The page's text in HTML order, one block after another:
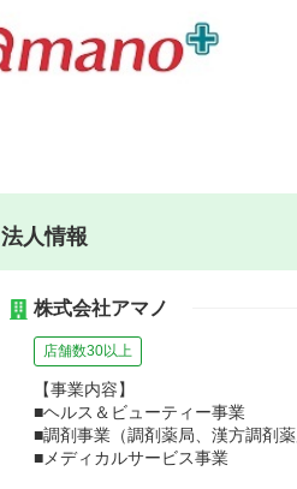
法人情報
株式会社アマノ
店舗数30以上
【事業内容】
■ヘルス＆ビューティー事業
■調剤事業（調剤薬局、漢方調剤薬
■メディカルサービス事業